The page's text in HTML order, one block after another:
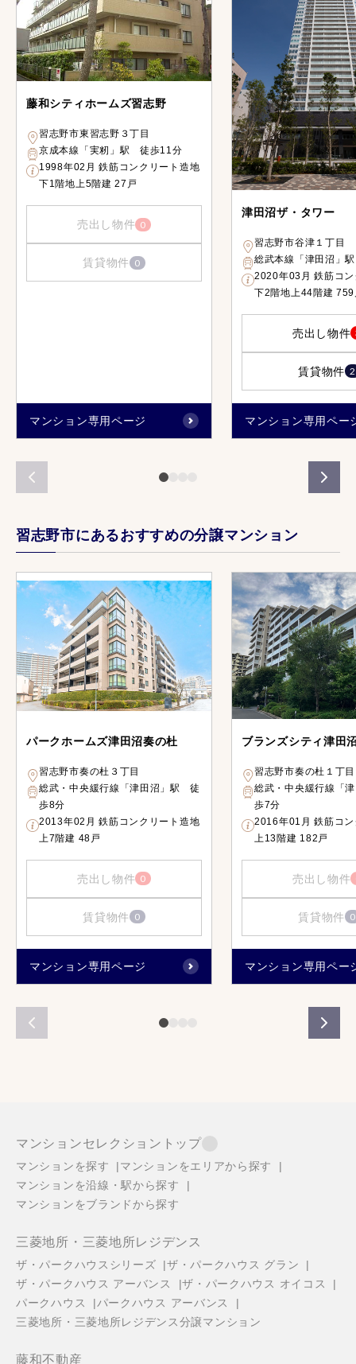
藤和シティホームズ習志野
習志野市東習志野３丁目
京成本線「実籾」駅 徒歩11分
1998年02月 鉄筋コンクリート造地
下1階地上5階建 27戸
売出し物件 0
賃貸物件 0
マンション専用ページ
津田沼ザ・タワー
習志野市谷津１丁目
総武本線「津田沼」
2020年03月 鉄筋コ
下2階地上44階建 759
売出し物件
賃貸物件 2
マンション専用ペー
習志野市にあるおすすめの分譲マンション
パークホームズ津田沼奏の杜
習志野市奏の杜３丁目
総武・中央緩行線「津田沼」駅 徒
歩8分
2013年02月 鉄筋コンクリート造地
上7階建 48戸
売出し物件 0
賃貸物件 0
マンション専用ページ
ブランズシティ津田
習志野市奏の杜１丁目
総武・中央緩行線「
歩7分
2016年01月 鉄筋コ
上13階建 182戸
売出し物件
賃貸物件 0
マンション専用ペー
マンションセレクショントップ
マンションを探す
マンションをエリアから探す
マンションを沿線・駅から探す
マンションをブランドから探す
三菱地所・三菱地所レジデンス
ザ・パークハウスシリーズ
ザ・パークハウス グラン
ザ・パークハウス アーバンス
ザ・パークハウス オイコス
パークハウス
パークハウス アーバンス
三菱地所・三菱地所レジデンス分譲マンション
藤和不動産